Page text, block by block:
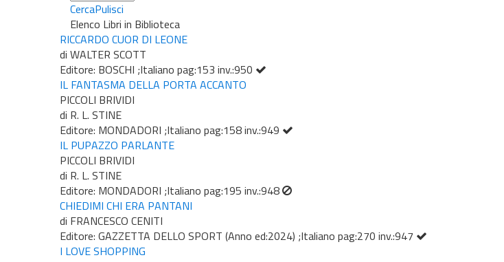
CercaPulisci
Elenco Libri in Biblioteca
RICCARDO CUOR DI LEONE
di WALTER SCOTT
Editore: BOSCHI ;Italiano pag:153 inv.:950
IL FANTASMA DELLA PORTA ACCANTO
PICCOLI BRIVIDI
di R. L. STINE
Editore: MONDADORI ;Italiano pag:158 inv.:949
IL PUPAZZO PARLANTE
PICCOLI BRIVIDI
di R. L. STINE
Editore: MONDADORI ;Italiano pag:195 inv.:948
CHIEDIMI CHI ERA PANTANI
di FRANCESCO CENITI
Editore: GAZZETTA DELLO SPORT (Anno ed:2024) ;Italiano pag:270 inv.:947
I LOVE SHOPPING